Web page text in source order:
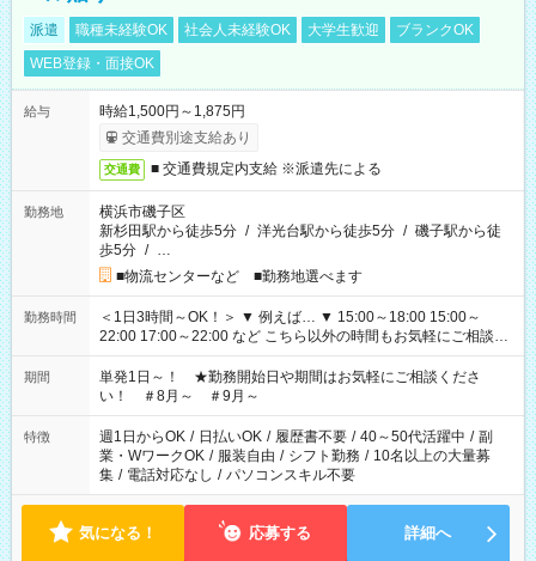
派遣 職種未経験OK 社会人未経験OK 大学生歓迎
ブランクOK
WEB登録・面接OK
給与
時給1,500円～1,875円
交通費別途支給あり
交通費 ■ 交通費規定内支給 ※派遣先による
勤務地
横浜市磯子区
新杉田駅から徒歩5分 / 洋光台駅から徒歩5分 / 磯子駅から徒
歩5分 / …
■物流センターなど ■勤務地選べます
勤務時間
＜1日3時間～OK！＞ ▼ 例えば… ▼ 15:00～18:00 15:00～
22:00 17:00～22:00 など こちら以外の時間もお気軽にご相談く
ださい！
期間
単発1日～！ ★勤務開始日や期間はお気軽にご相談くださ
い！ ＃8月～ ＃9月～
特徴 週1日からOK / 日払いOK / 履歴書不要 / 40～50代活躍中 / 副
業・WワークOK / 服装自由 / シフト勤務 / 10名以上の大量募
集 / 電話対応なし / パソコンスキル不要
気になる！ 応募する 詳細へ